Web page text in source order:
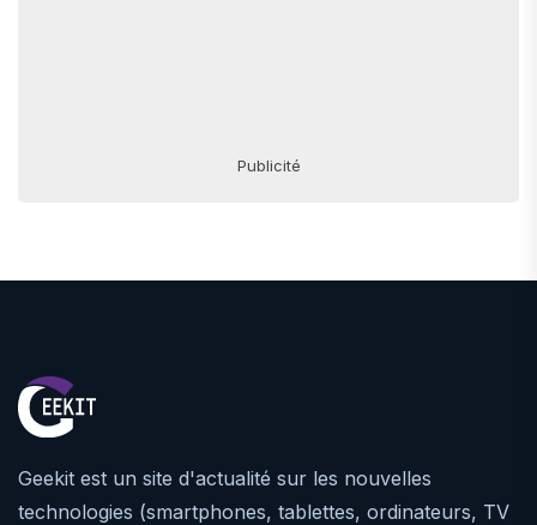
Publicité
Geekit est un site d'actualité sur les nouvelles
technologies (smartphones, tablettes, ordinateurs, TV